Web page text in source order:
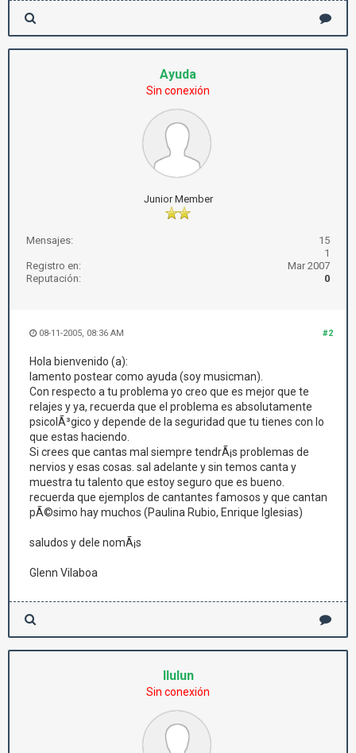
Ayuda
Sin conexión
Junior Member
Mensajes:
15
1
Registro en:
Mar 2007
Reputación:
0
#2
08-11-2005, 08:36 AM
Hola bienvenido (a):
lamento postear como ayuda (soy musicman).
Con respecto a tu problema yo creo que es mejor que te
relajes y ya, recuerda que el problema es absolutamente
psicolÃ³gico y depende de la seguridad que tu tienes con lo
que estas haciendo.
Si crees que cantas mal siempre tendrÃ¡s problemas de
nervios y esas cosas. sal adelante y sin temos canta y
muestra tu talento que estoy seguro que es bueno.
recuerda que ejemplos de cantantes famosos y que cantan
pÃ©simo hay muchos (Paulina Rubio, Enrique Iglesias)
saludos y dele nomÃ¡s
Glenn Vilaboa
llulun
Sin conexión